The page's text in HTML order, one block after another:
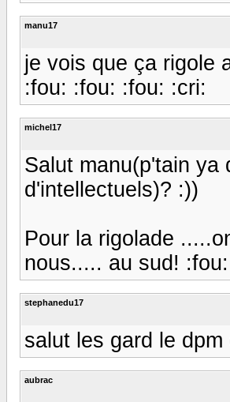
manu17
je vois que ça rigole
:fou: :fou: :fou: :cri:
michel17
Salut manu(p'tain ya
d'intellectuels)? :))
Pour la rigolade
nous..... au sud! :fou:
stephanedu17
salut les gard le
aubrac